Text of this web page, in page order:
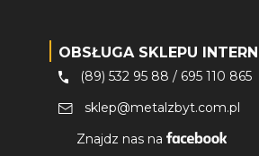
OBSŁUGA SKLEPU
(89) 532 95 88 / 695 110 865
sklep@metalzbyt.com.pl
Znajdz nas na